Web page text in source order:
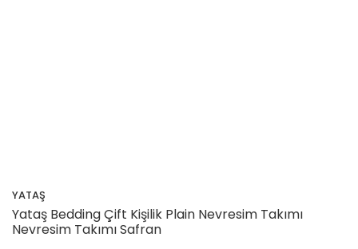
YATAŞ
Yataş Bedding Çift Kişilik Plain Nevresim Takımı
Nevresim Takımı Safran